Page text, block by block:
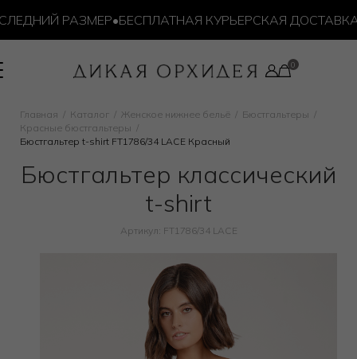
РАЗМЕР•БЕСПЛАТНАЯ КУРЬЕРСКАЯ ДОСТАВКА
Главная Каталог Женское нижнее бельё
Бюстгальтеры
Красные бюстгальтеры
Бюстгальтер t-shirt FT1786/34 LACE Красный
Бюстгальтер классический
t-shirt
Артикул: FT1786/34 LACE